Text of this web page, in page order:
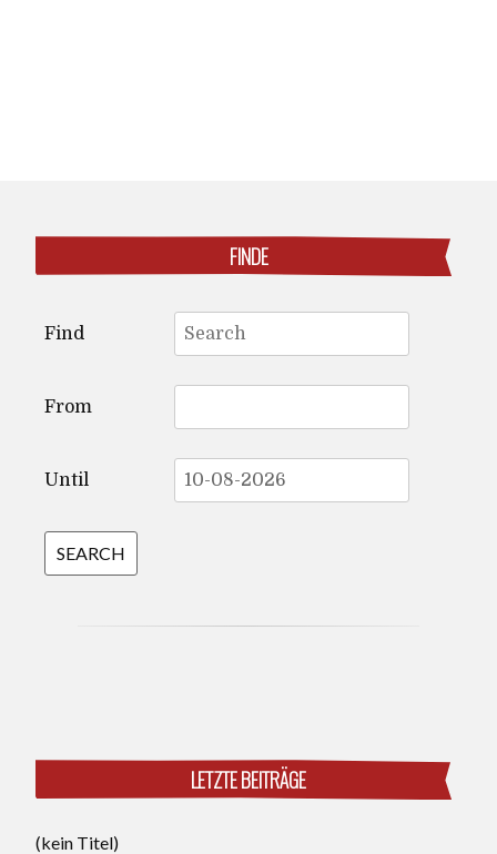
FINDE
for:
Find
From
Until
LETZTE BEITRÄGE
(kein Titel)